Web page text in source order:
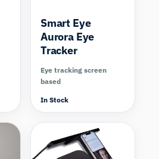
Smart Eye
Aurora Eye
Tracker
Eye tracking screen
based
In Stock